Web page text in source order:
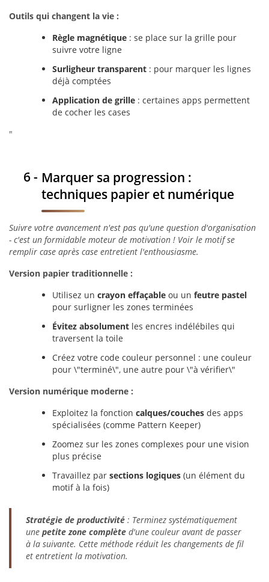
Outils qui changent la vie :
Règle magnétique : se place sur la grille pour
suivre votre ligne
Surligheur transparent : pour marquer les lignes
déjà comptées
Application de grille : certaines apps permettent
de cocher les cases
"
Marquer sa progression :
techniques papier et numérique
Suivre votre avancement n'est pas qu'une question d'organisation
- c'est un formidable moteur de motivation ! Voir le motif se
remplir case après case entretient l'enthousiasme.
Version papier traditionnelle :
Utilisez un crayon effaçable ou un feutre pastel
pour surligner les zones terminées
Évitez absolument les encres indélébiles qui
traversent la toile
Créez votre code couleur personnel : une couleur
pour \"terminé\", une autre pour \"à vérifier\"
Version numérique moderne :
Exploitez la fonction calques/couches des apps
spécialisées (comme Pattern Keeper)
Zoomez sur les zones complexes pour une vision
plus précise
Travaillez par sections logiques (un élément du
motif à la fois)
Stratégie de productivité : Terminez systématiquement
une petite zone complète d'une couleur avant de passer
à la suivante. Cette méthode réduit les changements de fil
et entretient la motivation.